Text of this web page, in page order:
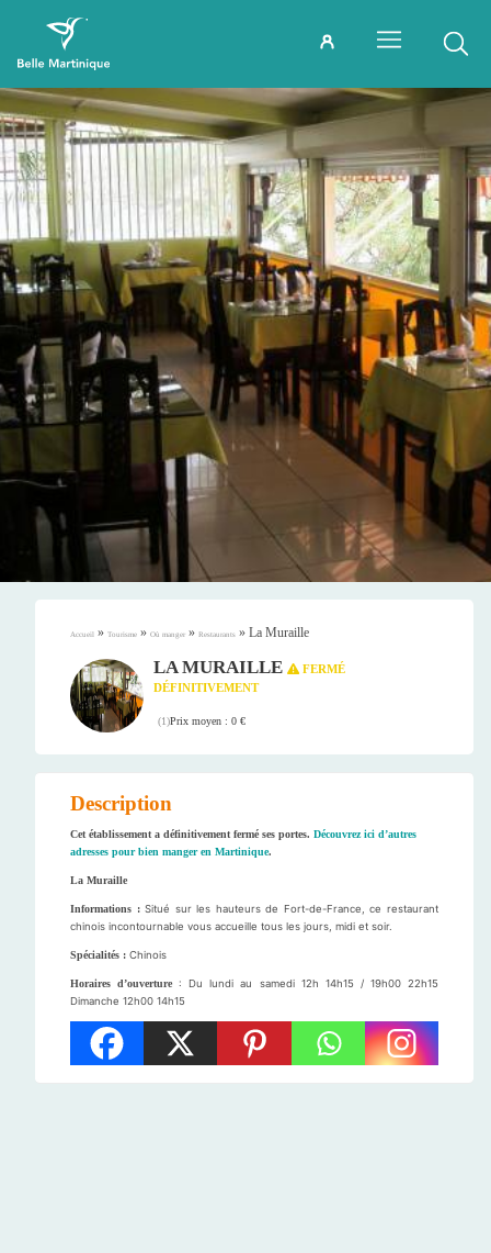
Accueil » Tourisme » Où manger » Restaurants » La Muraille
LA MURAILLE
FERMÉ
DÉFINITIVEMENT
(1)Prix moyen : 0 €
Description
Cet établissement a définitivement fermé ses portes. Découvrez ici d’autres
adresses pour bien manger en Martinique.
La Muraille
Informations :Situé sur les hauteurs de Fort-de-France, ce restaurant
chinois incontournable vous accueille tous les jours, midi et soir.
Spécialités : Chinois
Horaires d’ouverture: Du lundi au samedi 12h 14h15 / 19h00 22h15
Dimanche 12h00 14h15